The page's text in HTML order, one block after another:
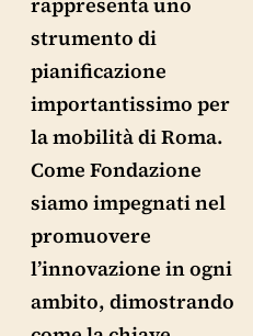
strumento di
pianificazione
importantissimo per
la mobilità di Roma.
Come Fondazione
siamo impegnati nel
promuovere
l’innovazione in ogni
ambito, dimostrando